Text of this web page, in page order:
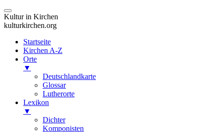
Kultur in Kirchen
kulturkirchen.org
Startseite
Kirchen A-Z
Orte
▼
Deutschlandkarte
Glossar
Lutherorte
Lexikon
▼
Dichter
Komponisten